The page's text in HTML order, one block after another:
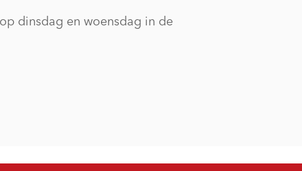
dinsdag en woensdag in de